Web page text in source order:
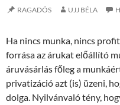
RAGADÓS UJJ BÉLA
Ha nincs munka, nincs
forrása az árukat előállító
áruvásárlás főleg a
privatizáció azt (is) üzeni,
dolga. Nyilvánvaló tény,